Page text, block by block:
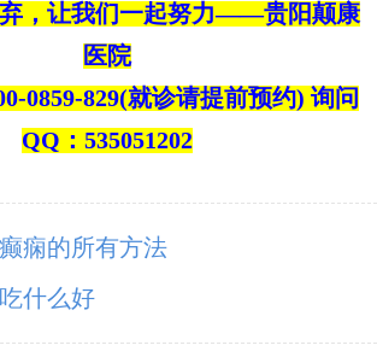
，让我们一起努力——贵阳颠康
医院
0859-829(就诊请提前预约) 询问
QQ：535051202
痫的所有方法
什么好